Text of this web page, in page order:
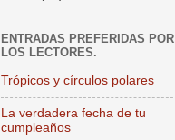
ENTRADAS PREFERIDAS POR
LOS LECTORES.
Trópicos y círculos polares
La verdadera fecha de tu
cumpleaños